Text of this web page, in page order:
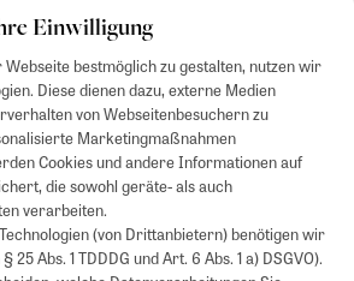
Einwilligung
bestmöglich zu gestalten, nutzen wir
Diese dienen dazu, externe Medien
von Webseitenbesuchern zu
Marketingmaßnahmen
Cookies und andere Informationen auf
die sowohl geräte- als auch
verarbeiten.
(von Drittanbietern) benötigen wir
Abs. 1 TDDDG und Art. 6 Abs. 1 a) DSGVO).